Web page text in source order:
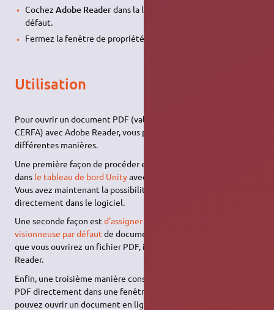
Cochez Adobe Readerdans la liste pour qu'il soit utilisé par
défaut.
Fermez la fenêtre de propriétés.
Utilisation
Pour ouvrir un document PDF (valable aussi pour les fichiers
CERFA) avec Adobe Reader, vous pouvez procéder de
différentes manières.
Une première façon de procéder est de faire une recherche
dans le tableau de bord Unityavec le mot clé
Vous avez maintenant la possibilité d'ouvrir un fichier PDF
directement dans le logiciel.
Une seconde façon estd'assigner Adobe Reader en tant que
visionneuse par défaut de documents PDF. De cette façon, dès
que vous ouvrirez un fichier PDF, il sera ouvert avec Adobe
Reader.
Enfin, une troisième manière consiste à ouvrir un document
PDF directement dans une fenêtre de Mozilla Firefox. Vous
pouvez ouvrir un document en ligne, en spécifiant l'